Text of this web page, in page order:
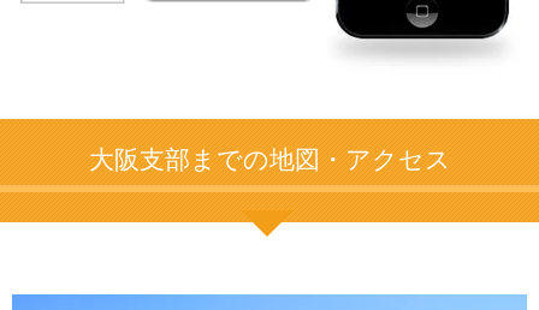
大阪支部までの地図・アクセス